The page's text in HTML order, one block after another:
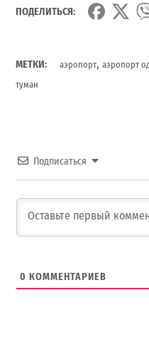
ПОДЕЛИТЬСЯ:
МЕТКИ: аэропорт,аэропорт
туман
Подписаться
0 КОММЕНТАРИЕВ